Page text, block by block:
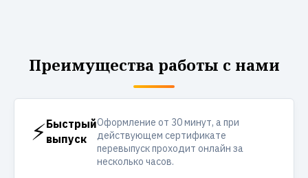
Преимущества работы с нами
⚡Быстрый
выпуск
Оформление от 30 минут, а при
действующем сертификате
перевыпуск проходит онлайн за
несколько часов.